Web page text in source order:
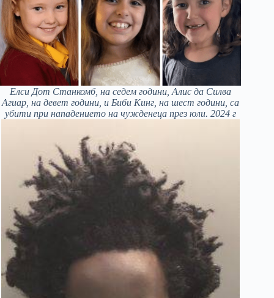
Елси Дот Станкомб, на седем години, Алис да Силва
Агиар, на девет години, и Биби Кинг, на шест години, са
убити при нападението на чужденеца през юли. 2024 г